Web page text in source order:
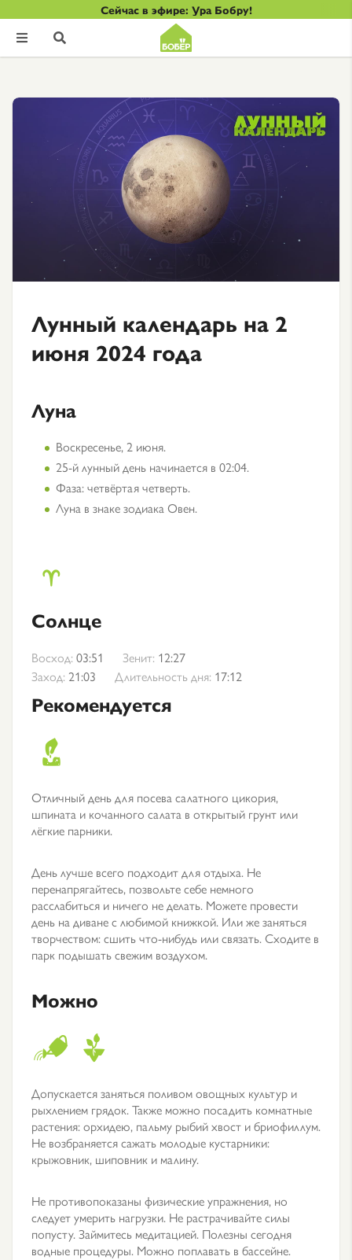
Сейчас в эфире: Ура Бобру!
 
Лунный календарь на 2
июня 2024 года
Луна
Воскресенье, 2 июня.
25-й лунный день начинается в 02:04.
Фаза: четвёртая четверть.
Луна в знаке зодиака Овен.
Солнце
Восход: 03:51 Зенит: 12:27
Заход: 21:03 Длительность дня: 17:12
Рекомендуется
Отличный день для посева салатного цикория,
шпината и кочанного салата в открытый грунт или
лёгкие парники.
День лучше всего подходит для отдыха. Не
перенапрягайтесь, позвольте себе немного
расслабиться и ничего не делать. Можете провести
день на диване с любимой книжкой. Или же заняться
творчеством: сшить что-нибудь или связать. Сходите в
парк подышать свежим воздухом.
Можно
Допускается заняться поливом овощных культур и
рыхлением грядок. Также можно посадить комнатные
растения: орхидею, пальму рыбий хвост и бриофиллум.
Не возбраняется сажать молодые кустарники:
крыжовник, шиповник и малину.
Не противопоказаны физические упражнения, но
следует умерить нагрузки. Не растрачивайте силы
попусту. Займитесь медитацией. Полезны сегодня
водные процедуры. Можно поплавать в бассейне.